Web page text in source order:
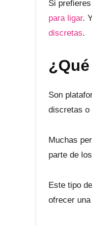
Si
para ligar.
discretas.
Son
discretas o
Muchas
parte de
Este tipo
ofrecer